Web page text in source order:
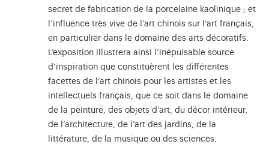
secret de fabrication de la porcelaine kaolinique ; et
l’influence très vive de l’art chinois sur l’art français,
en particulier dans le domaine des arts décoratifs.
L’exposition illustrera ainsi l’inépuisable source
d’inspiration que constituèrent les différentes
facettes de l’art chinois pour les artistes et les
intellectuels français, que ce soit dans le domaine
de la peinture, des objets d’art, du décor intérieur,
de l’architecture, de l’art des jardins, de la
littérature, de la musique ou des sciences.